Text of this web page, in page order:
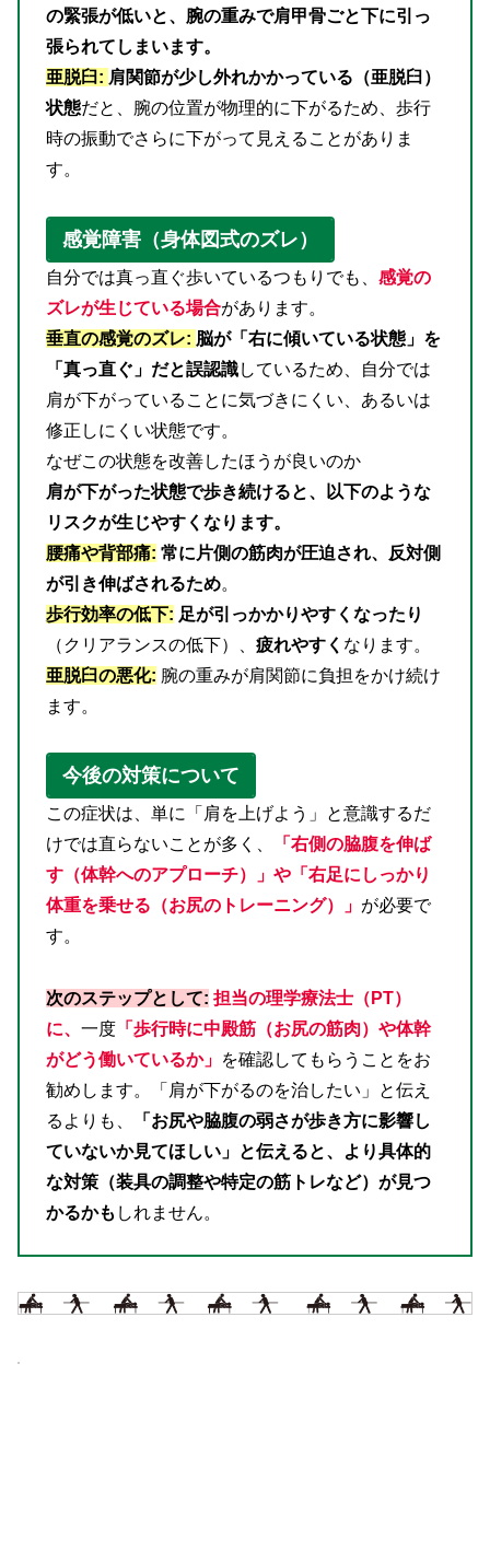
の緊張が低いと、腕の重みで肩甲骨ごと下に引っ
張られてしまいます。
亜脱臼: 肩関節が少し外れかかっている（亜脱臼）
状態だと、腕の位置が物理的に下がるため、歩行
時の振動でさらに下がって見えることがありま
す。
感覚障害（身体図式のズレ）
自分では真っ直ぐ歩いているつもりでも、 感覚の
ズレが生じている場合があります。
垂直の感覚のズレ: 脳が「右に傾いている状態」を
「真っ直ぐ」だと誤認識しているため、自分では
肩が下がっていることに気づきにくい、あるいは
修正しにくい状態です。
なぜこの状態を改善したほうが良いのか
肩が下がった状態で歩き続けると、以下のような
リスクが生じやすくなります。
腰痛や背部痛: 常に片側の筋肉が圧迫され、反対側
が引き伸ばされるため。
歩行効率の低下: 足が引っかかりやすくなったり
（クリアランスの低下）、 疲れやすく なります。
亜脱臼の悪化: 腕の重みが肩関節に負担をかけ続け
ます。
今後の対策について
この症状は、単に「肩を上げよう」と意識するだ
けでは直らないことが多く、
「右側の脇腹を伸ば
す（体幹へのアプローチ）」や「右足にしっかり
体重を乗せる（お尻のトレーニング）」 が必要で
す。
次のステップとして: 担当の理学療法士（PT）
に、 一度 「歩行時に中殿筋（お尻の筋肉）や体幹
がどう働いているか」 を確認してもらうことをお
勧めします。「肩が下がるのを治したい」と伝え
るよりも、
「お尻や脇腹の弱さが歩き方に影響し
ていないか見てほしい」と伝えると、より具体的
な対策（装具の調整や特定の筋トレなど）が見つ
かるかも しれません。